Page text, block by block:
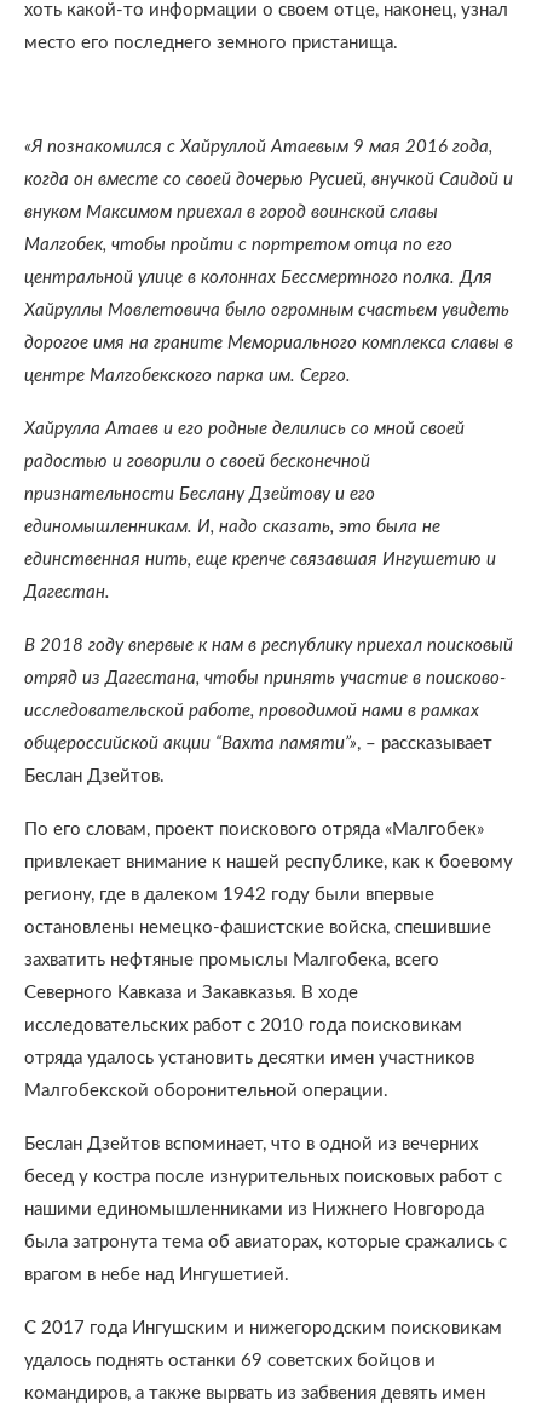
хоть какой-то информации о своем отце, наконец, узнал
место его последнего земного пристанища.
«Я познакомился с Хайруллой Атаевым 9 мая 2016 года,
когда он вместе со своей дочерью Русией, внучкой Саидой и
внуком Максимом приехал в город воинской славы
Малгобек, чтобы пройти с портретом отца по его
центральной улице в колоннах Бессмертного полка. Для
Хайруллы Мовлетовича было огромным счастьем увидеть
дорогое имя на граните Мемориального комплекса славы в
центре Малгобекского парка им. Серго.
Хайрулла Атаев и его родные делились со мной своей
радостью и говорили о своей бесконечной
признательности Беслану Дзейтову и его
единомышленникам. И, надо сказать, это была не
единственная нить, еще крепче связавшая Ингушетию и
Дагестан.
В 2018 году впервые к нам в республику приехал поисковый
отряд из Дагестана, чтобы принять участие в поисково-
исследовательской работе, проводимой нами в рамках
общероссийской акции “Вахта памяти”», – рассказывает
Беслан Дзейтов.
По его словам, проект поискового отряда «Малгобек»
привлекает внимание к нашей республике, как к боевому
региону, где в далеком 1942 году были впервые
остановлены немецко-фашистские войска, спешившие
захватить нефтяные промыслы Малгобека, всего
Северного Кавказа и Закавказья. В ходе
исследовательских работ с 2010 года поисковикам
отряда удалось установить десятки имен участников
Малгобекской оборонительной операции.
Беслан Дзейтов вспоминает, что в одной из вечерних
бесед у костра после изнурительных поисковых работ с
нашими единомышленниками из Нижнего Новгорода
была затронута тема об авиаторах, которые сражались с
врагом в небе над Ингушетией.
С 2017 года Ингушским и нижегородским поисковикам
удалось поднять останки 69 советских бойцов и
командиров, а также вырвать из забвения девять имен